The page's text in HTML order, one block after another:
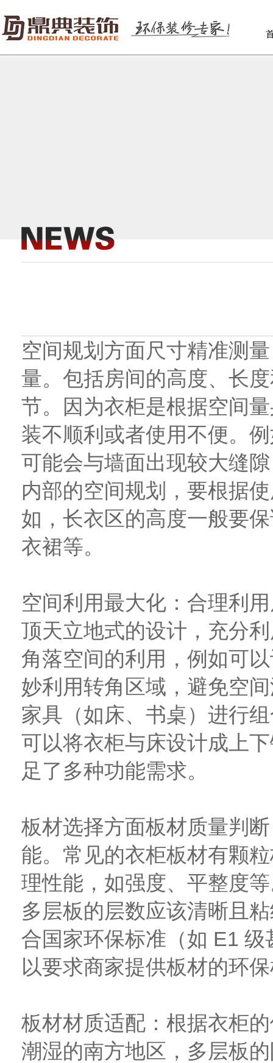
空间规划方面尺寸精准测
量。包括房间的高度、长
节。因为衣柜是根据空间
装不顺利或者使用不便。
可能会与墙面出现较大缝
内部的空间规划，要根据
如，长衣区的高度一般要
衣裙等。
空间利用最大化：合理利
顶天立地式的设计，充分
角落空间的利用，例如可
妙利用转角区域，避免空
家具（如床、书桌）进行
可以将衣柜与床设计成上
足了多种功能需求。
板材选择方面板材质量判
能。常见的衣柜板材有颗
理性能，如强度、平整度
多层板的层数应该清晰且
合国家环保标准（如 E1
以要求商家提供板材的环
板材材质适配：根据衣柜
潮湿的南方地区，多层板